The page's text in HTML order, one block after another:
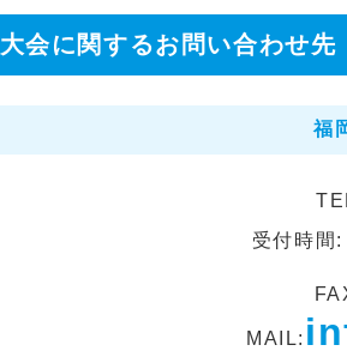
大会に関するお問い合わせ先
福
受付時間
MAIL: